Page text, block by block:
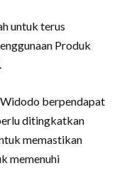
untuk terus
Produk
berpendapat
ditingkatkan
memastikan
memenuhi